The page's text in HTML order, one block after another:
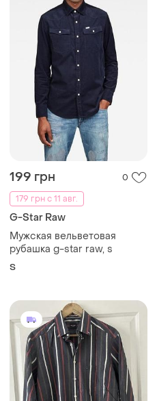
199 грн
0
179 грн с 11 авг.
G-Star Raw
Мужская вельветовая
рубашка g-star raw, s
S